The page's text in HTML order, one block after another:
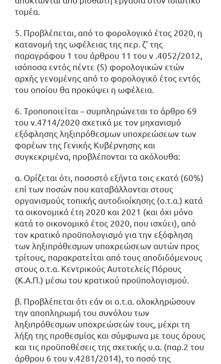
τομέα.
5. Προβλέπεται, από το φορολογικό έτος 2020, η
κατανομή της ωφέλειας της περ. ζ’ της
παραγράφου 1 του άρθρου 11 του ν .4052/2012,
ισόποσα εντός πέντε (5) φορολογικών ετών
αρχής γενομένης από το φορολογικό έτος εντός
του οποίου θα προκύψει η ωφέλεια.
6. Τροποποιείται – συμπληρώνεται το άρθρο 69
του ν.4714/2020 σχετικά με τον μηχανισμό
εξόφλησης ληξιπρόθεσμων υποχρεώσεων των
φορέων της Γενικής Κυβέρνησης και
συγκεκριμένα, προβλέπονται τα ακόλουθα:
α. Ορίζεται ότι, ποσοστό εξήντα τοις εκατό (60%)
επί των ποσών που καταβάλλονται στους
οργανισμούς τοπικής αυτοδιοίκησης (ο.τ.α.) κατά
τα οικονομικά έτη 2020 και 2021 (και όχι μόνο
κατά το οικονομικό έτος 2020, που ισχύει), από
τον κρατικό προϋπολογισμό για την εξόφληση
των ληξιπρόθεσμων υποχρεώσεων αυτών προς
τρίτους, παρακρατείται από τους αποδιδόμενους
στους ο.τ.α. Κεντρικούς Αυτοτελείς Πόρους
(Κ.Α.Π.) μέσω του κρατικού προϋπολογισμού.
β. Προβλέπεται ότι εάν οι ο.τ.α. ολοκληρώσουν
την αποπληρωμή του συνόλου των
ληξιπρόθεσμων υποχρεώσεών τους, μέχρι τη
λήξη της προθεσμίας και σύμφωνα με τους όρους
και τις προϋποθέσεις της σχετικής υ.α. (παρ.2 του
άρθρου 6 του ν.4281/2014), το ποσό της